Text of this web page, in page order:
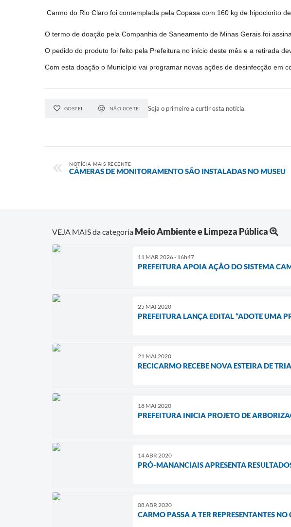
Carmo do Rio Claro foi contemplada pela Copasa com 160 kg de hipoclorito
O termo de doação pela Companhia de Saneamento de Minas Gerais foi
O pedido do produto foi feito pela Prefeitura no início deste mês e a retirada
Com esta doação o Município vai programar novas ações de desinfecção em
GOSTEI NÃO GOSTEI Seja o primeiro a curtir esta notícia.
NOTÍCIA MAIS RECENTE
CÂMERAS DE MONITORAMENTO SÃO INSTALADAS NO MUSEU
VEJA MAIS da categoria Meio Ambiente e Limpeza Pública
11 MAR 2026 - 16h47
PREFEITURA APOIA AÇÃO DO SISTEMA
25 MAI 2020
PREFEITURA LANÇA EDITAL “ADOTE UMA
21 MAI 2020
RECICARMO RECEBE NOVA ESTEIRA DE
18 MAI 2020
PREFEITURA INICIA PROJETO DE
14 ABR 2020
PRÓ-MANANCIAIS APRESENTA
08 ABR 2020
CARMO PASSA A TER REPRESENTANTES